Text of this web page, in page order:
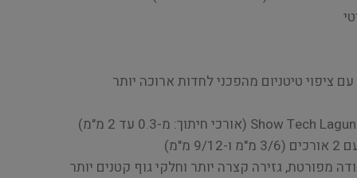
ציפוי טיטניום מהפכני לחדות ארוכה יותר
מפורטת, גזירה קצרה יותר וחלקי גוף קטנים יותר